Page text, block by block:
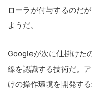
ローラが付与するのだ
ようだ。
Googleが次に仕掛けた
線を認識する技術だ。
けの操作環境を開発す
Block Data Bank